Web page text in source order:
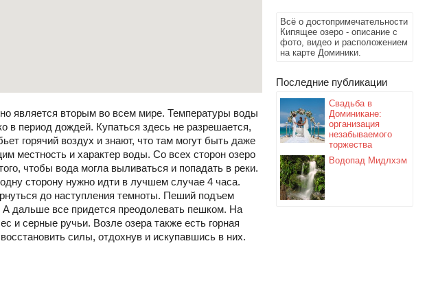
Всё о достопримечательности
Кипящее озеро - описание с
фото, видео и расположением
на карте Доминики.
Последние публикации
Свадьба в
Доминикане:
организация
незабываемого
торжества
Водопад Мидлхэм
является вторым во всем мире. Температуры воды
в период дождей. Купаться здесь не разрешается,
горячий воздух и знают, что там могут быть даже
местность и характер воды. Со всех сторон озеро
чтобы вода могла выливаться и попадать в реки.
сторону нужно идти в лучшем случае 4 часа.
до наступления темноты. Пеший подъем
дальше все придется преодолевать пешком. На
и серные ручьи. Возле озера также есть горная
силы, отдохнув и искупавшись в них.